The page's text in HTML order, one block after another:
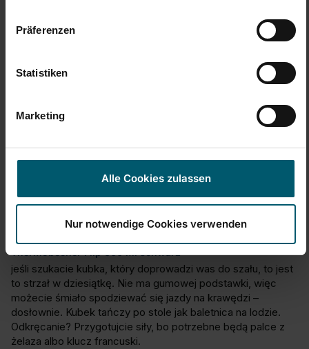
Präferenzen
Statistiken
Marketing
Alle Cookies zulassen
Nur notwendige Cookies verwenden
Für den Preis erwarte ich mehr Qualität.
W
Thermobecher Flip 600 ml schwarz
jeśli szukacie kubka, który doprowadzi was do szału, to jest
to strzał w dziesiątkę. Nie ma gumowej podstawki, więc
możecie śmiało spodziewać się jazdy na krawędzi –
dosłownie. Kubek tańczy po stole jak baletnica na lodzie.
Odkręcanie? Przygotujcie siły, bo potrzebne będą palce z
żelaza albo klucz francuski.